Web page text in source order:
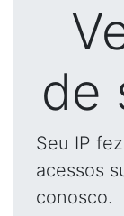
de
Seu IP
acessos
conosco.